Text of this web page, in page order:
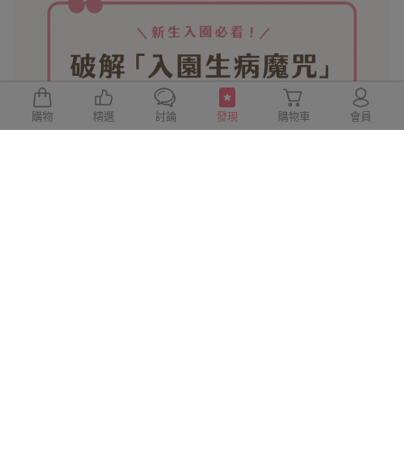
購物 精選 討論 發現 購物車 會員